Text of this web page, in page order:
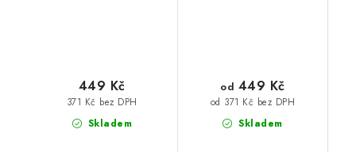
Skladem
371 Kč bez DPH
449 Kč
Skladem
od 371 Kč bez DPH
od 449 Kč